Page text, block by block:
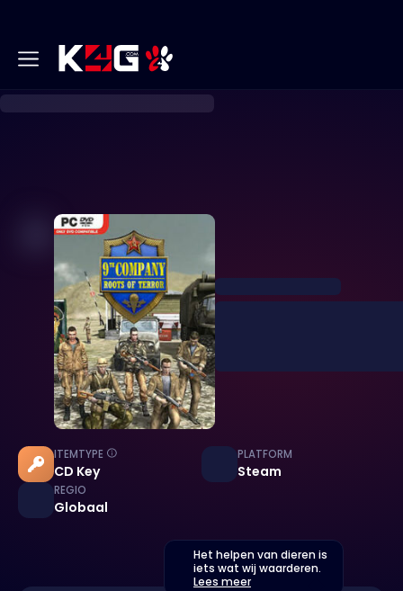
ITEMTYPE
CD Key
PLATFORM
Steam
REGIO
Globaal
Het helpen van dieren is
iets wat wij waarderen.
Lees meer